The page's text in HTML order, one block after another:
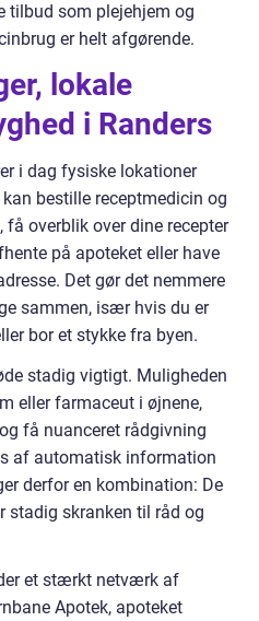
tilbud som plejehjem og
er helt afgørende.
lokale
i Randers
i dag fysiske lokationer
bestille receptmedicin og
overblik over dine recepter
på apoteket eller have
Det gør det nemmere
sammen, især hvis du er
bor et stykke fra byen.
stadig vigtigt. Muligheden
eller farmaceut i øjnene,
få nuanceret rådgivning
af automatisk information
derfor en kombination: De
stadig skranken til råd og
der et stærkt netværk af
Apotek, apoteket